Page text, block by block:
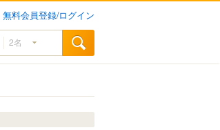
無料会員登録/ログイン